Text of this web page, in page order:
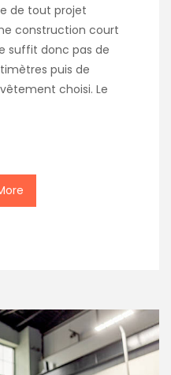
de tout projet
construction court
suffit donc pas de
puis de
choisi. Le